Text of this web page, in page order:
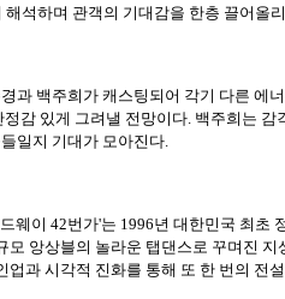
석하며 관객의 기대감을 한층 끌어올
과 백주희가 캐스팅되어 각기 다른
감 있게 그려낼 전망이다. 백주희는
일지 기대가 모아진다.
이 42번가'는 1996년 대한민국 최
앙상블의 놀라운 탭댄스로 꾸며진
과 시각적 진화를 통해 또 한 번의 전